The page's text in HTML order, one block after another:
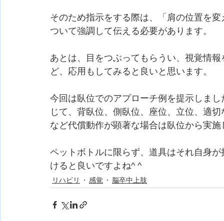
そのため指示をする際は、「肩の位置を
ついて強調して伝える必要があります。
あとは、目をつぶってもらうい、視覚情
ど、応用もしてみると良いと思います。
今回は臥位でのアプローチ例を提示しま
じて、背臥位、側臥位、座位、立位、適
など代償動作が顕著な場合は臥位から実
ペットボトルに限らず、道具はそれ自身
けると良いですよね^ ^
リハビリ 感覚 脳卒中上肢